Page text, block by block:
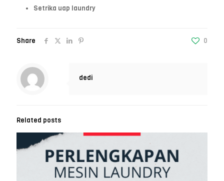
Setrika uap laundry
Share 0
dedi
Related posts